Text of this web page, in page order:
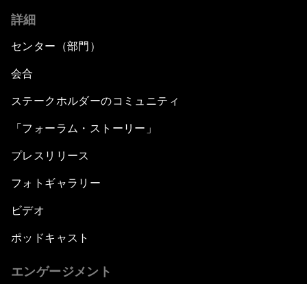
詳細
センター（部門）
会合
ステークホルダーのコミュニティ
「フォーラム・ストーリー」
プレスリリース
フォトギャラリー
ビデオ
ポッドキャスト
エンゲージメント